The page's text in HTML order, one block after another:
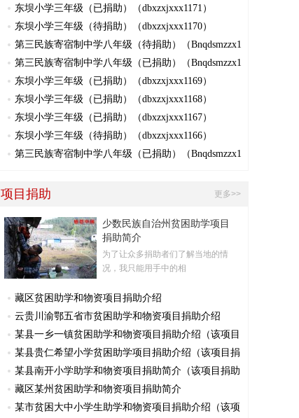
东坝小学三年级（已捐助）（dbxzxjxxx1171）
东坝小学三年级（待捐助）（dbxzxjxxx1170）
第三民族寄宿制中学八年级（待捐助）（Bnqdsmzzx1
第三民族寄宿制中学八年级（已捐助）（Bnqdsmzzx1
东坝小学三年级（已捐助）（dbxzxjxxx1169）
东坝小学三年级（已捐助）（dbxzxjxxx1168）
东坝小学三年级（已捐助）（dbxzxjxxx1167）
东坝小学三年级（待捐助）（dbxzxjxxx1166）
第三民族寄宿制中学八年级（已捐助）（Bnqdsmzzx1
更多>>
项目捐助
少数民族自治州贫困助学项目
捐助简介
为了让众多捐助者们了解当地的情
况，我只能用手中的相
藏区贫困助学和物资项目捐助介绍
云贵川渝鄂五省市贫困助学和物资项目捐助介绍
某县一乡一镇贫困助学和物资项目捐助介绍（该项目
某县贵仁希望小学贫困助学项目捐助介绍（该项目捐
某县南开小学助学和物资项目捐助简介（该项目捐助
藏区某州贫困助学和物资项目捐助简介
某市贫困大中小学生助学和物资项目捐助介绍（该项